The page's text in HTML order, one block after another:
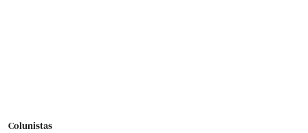
Colunistas